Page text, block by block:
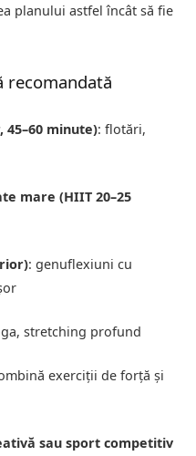
planului astfel încât să fie
recomandată
45–60 minute): flotări,
mare (HIIT 20–25
: genuflexiuni cu
stretching profund
exerciții de forță și
sau sport competitiv